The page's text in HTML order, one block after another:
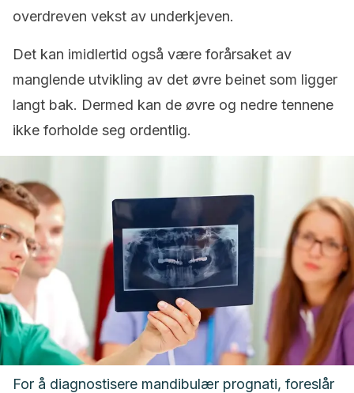
overdreven vekst av underkjeven.
Det kan imidlertid også være forårsaket av
manglende utvikling av det øvre beinet som ligger
langt bak. Dermed kan de øvre og nedre tennene
ikke forholde seg ordentlig.
For å diagnostisere mandibulær prognati, foreslår